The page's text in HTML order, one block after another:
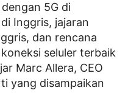
5G di
Inggris, jajaran
dan rencana
seluler terbaik
Marc Allera, CEO
yang disampaikan